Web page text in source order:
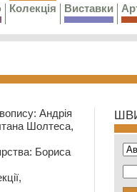
Колекція Виставки
Андрія
Шолтеса,
Бориса